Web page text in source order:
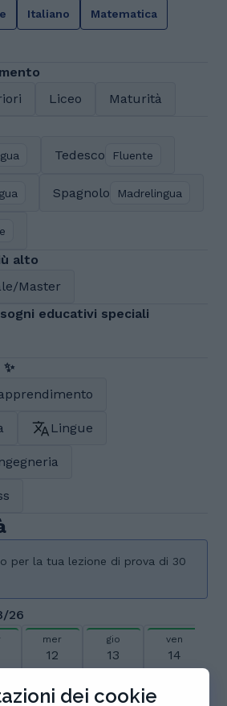
Italiano Matematica
Liceo
Maturità
Tedesco Fluente
Spagnolo Madrelingua
alto
Master
educativi speciali
Lingue
per la tua lezione di prova di 30
26
mer
12
ago
gio
13
ago
ven
14
ago
dei cookie